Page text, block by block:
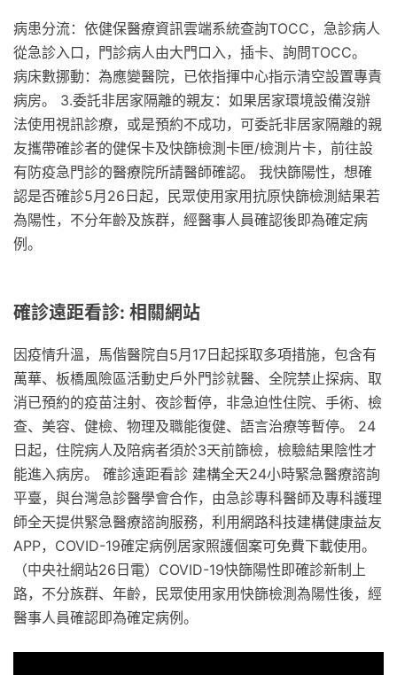
病患分流：依健保醫療資訊雲端系統查詢TOCC，急診病人
從急診入口，門診病人由大門口入，插卡、詢問TOCC。
病床數挪動：為應變醫院，已依指揮中心指示清空設置專責
病房。 3.委託非居家隔離的親友：如果居家環境設備沒辦
法使用視訊診療，或是預約不成功，可委託非居家隔離的親
友攜帶確診者的健保卡及快篩檢測卡匣/檢測片卡，前往設
有防疫急門診的醫療院所請醫師確認。 我快篩陽性，想確
認是否確診5月26日起，民眾使用家用抗原快篩檢測結果若
為陽性，不分年齡及族群，經醫事人員確認後即為確定病
例。
確診遠距看診: 相關網站
因疫情升溫，馬偕醫院自5月17日起採取多項措施，包含有
萬華、板橋風險區活動史戶外門診就醫、全院禁止探病、取
消已預約的疫苗注射、夜診暫停，非急迫性住院、手術、檢
查、美容、健檢、物理及職能復健、語言治療等暫停。 24
日起，住院病人及陪病者須於3天前篩檢，檢驗結果陰性才
能進入病房。 確診遠距看診 建構全天24小時緊急醫療諮詢
平臺，與台灣急診醫學會合作，由急診專科醫師及專科護理
師全天提供緊急醫療諮詢服務，利用網路科技建構健康益友
APP，COVID-19確定病例居家照護個案可免費下載使用。
（中央社網站26日電）COVID-19快篩陽性即確診新制上
路，不分族群、年齡，民眾使用家用快篩檢測為陽性後，經
醫事人員確認即為確定病例。